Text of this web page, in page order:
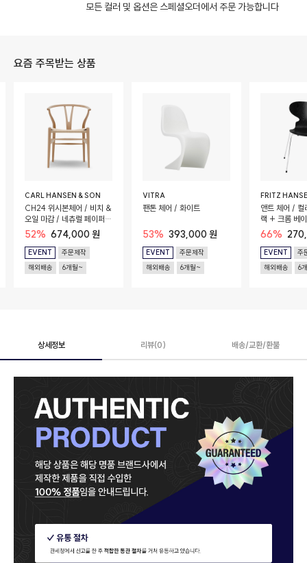
모든 컬러 및 옵션은 스페셜오더에서 주문 가능합니다
요즘 주목받는 상품
CARL HANSEN & SON
CH24 위시본체어 / 비치 &
오일 마감 / 네츄럴 페이퍼
코드 시트
52% 674,000 원
EVENT
주문제작
해외배송
6개월~
VITRA
팬톤 체어 / 화이트
53% 393,000 원
EVENT
주문제작
해외배송
6개월~
FRITZ
앤트 체어 /
랙 + 크롬 베
66%
EVENT
주
해외배송
6
상세정보 리뷰(0) 배송/교환/환불